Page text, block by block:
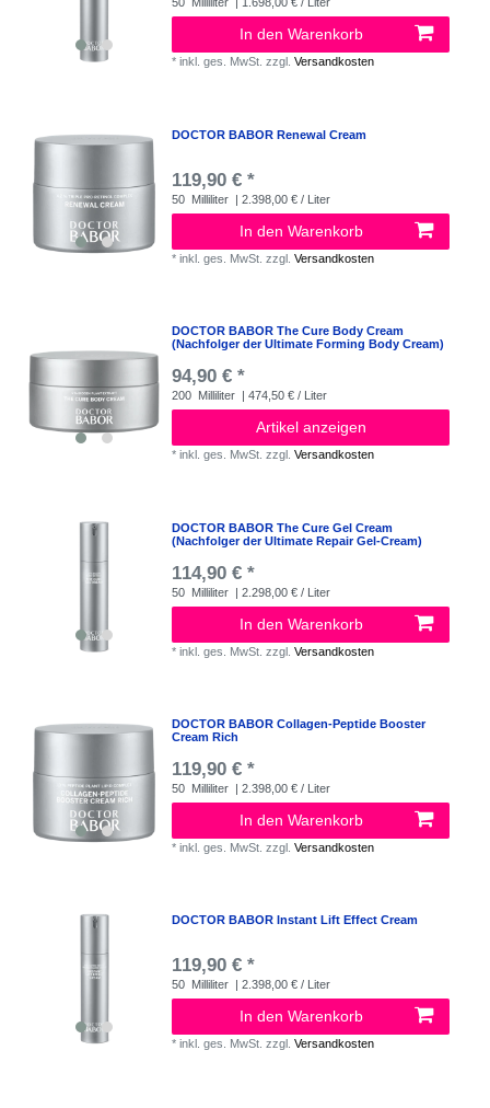
50 Milliliter | 1.698,00 € / Liter
In den Warenkorb
*inkl. ges. MwSt. zzgl.Versandkosten
DOCTOR BABOR Renewal Cream
119,90 € *
50 Milliliter | 2.398,00 € / Liter
In den Warenkorb
*inkl. ges. MwSt. zzgl.Versandkosten
DOCTOR BABOR The Cure Body Cream
(Nachfolger der Ultimate Forming Body Cream)
94,90 € *
200 Milliliter | 474,50 € / Liter
Artikel anzeigen
*inkl. ges. MwSt. zzgl.Versandkosten
DOCTOR BABOR The Cure Gel Cream
(Nachfolger der Ultimate Repair Gel-Cream)
114,90 € *
50 Milliliter | 2.298,00 € / Liter
In den Warenkorb
*inkl. ges. MwSt. zzgl.Versandkosten
DOCTOR BABOR Collagen-Peptide Booster
Cream Rich
119,90 € *
50 Milliliter | 2.398,00 € / Liter
In den Warenkorb
*inkl. ges. MwSt. zzgl.Versandkosten
DOCTOR BABOR Instant Lift Effect Cream
119,90 € *
50 Milliliter | 2.398,00 € / Liter
In den Warenkorb
*inkl. ges. MwSt. zzgl.Versandkosten